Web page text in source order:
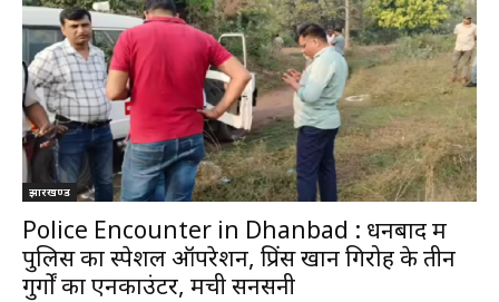
झारखण्ड
Police Encounter in Dhanbad : धनबाद में
पुलिस का स्पेशल ऑपरेशन, प्रिंस खान गिरोह के तीन
गुर्गों का एनकाउंटर, मची सनसनी